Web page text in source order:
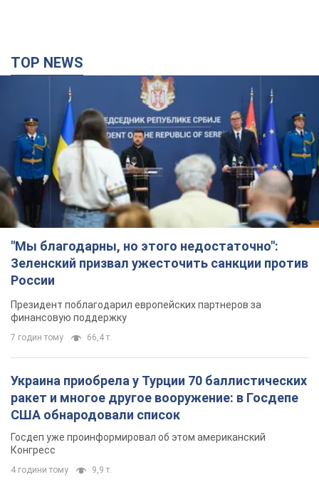
TOP NEWS
"Мы благодарны, но этого недостаточно":
Зеленский призвал ужесточить санкции против
России
Президент поблагодарил европейских партнеров за
финансовую поддержку
7 годин тому 66,4 т.
Украина приобрела у Турции 70 баллистических
ракет и многое другое вооружение: в Госдепе
США обнародовали список
Госдеп уже проинформировал об этом американский
Конгресс
4 години тому 9,9 т.